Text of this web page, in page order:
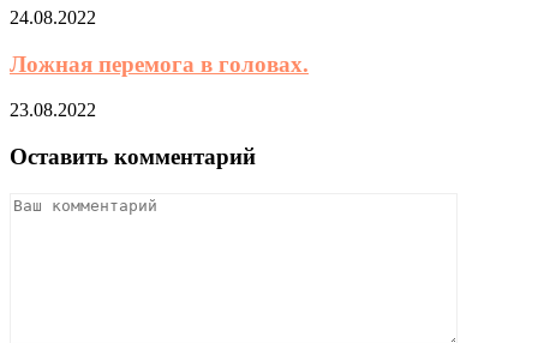
24.08.2022
Ложная перемога в головах.
23.08.2022
Оставить комментарий